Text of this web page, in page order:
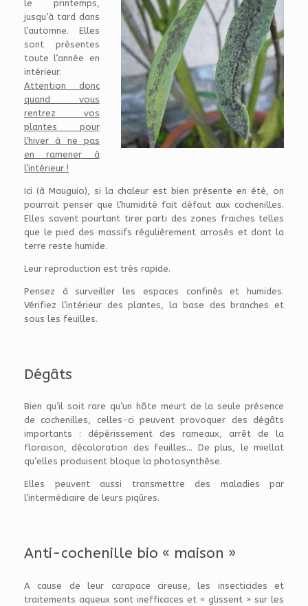
le printemps,
jusqu’à tard dans
l’automne. Elles
sont présentes
toute l’année en
intérieur.
Attention donc
quand vous
rentrez vos
plantes pour
l’hiver à ne pas
en ramener à
l’intérieur !
Ici (à Mauguio), si la chaleur est bien présente en été, on
pourrait penser que l’humidité fait défaut aux cochenilles.
Elles savent pourtant tirer parti des zones fraiches telles
que le pied des massifs régulièrement arrosés et dont la
terre reste humide.
Leur reproduction est très rapide.
Pensez à surveiller les espaces confinés et humides.
Vérifiez l’intérieur des plantes, la base des branches et
sous les feuilles.
Dégâts
Bien qu’il soit rare qu’un hôte meurt de la seule présence
de cochenilles, celles-ci peuvent provoquer des dégâts
importants : dépérissement des rameaux, arrêt de la
floraison, décoloration des feuilles… De plus, le miellat
qu’elles produisent bloque la photosynthèse.
Elles peuvent aussi transmettre des maladies par
l’intermédiaire de leurs piqûres.
Anti-cochenille bio « maison »
A cause de leur carapace cireuse, les insecticides et
traitements aqueux sont inefficaces et « glissent » sur les